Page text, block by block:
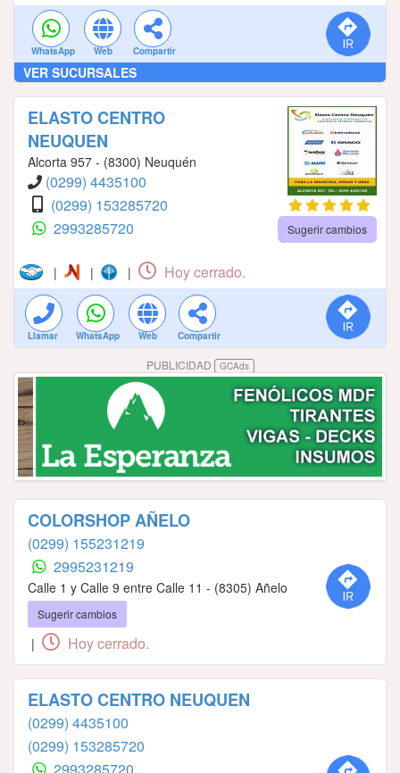
WhatsApp Web Compartir
VER SUCURSALES
ELASTO CENTRO
NEUQUEN
Alcorta 957 - (8300) Neuquén
(0299) 4435100
(0299) 153285720
2993285720
Sugerir cambios
| | | Hoy cerrado.
Llamar WhatsApp Web Compartir
PUBLICIDAD GCAds
COLORSHOP AÑELO
(0299) 155231219
2995231219
Calle 1 y Calle 9 entre Calle 11 - (8305) Añelo
Sugerir cambios
| Hoy cerrado.
ELASTO CENTRO NEUQUEN
(0299) 4435100
(0299) 153285720